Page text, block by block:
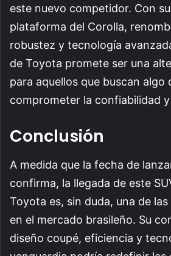
este nuevo competidor. Con
plataforma del Corolla,
robustez y tecnología
de Toyota promete ser una
para aquellos que buscan algo
comprometer la confiabilidad
Conclusión
A medida que la fecha de
confirma, la llegada de este
Toyota es, sin duda, una de
en el mercado brasileño. Su
diseño coupé, eficiencia y